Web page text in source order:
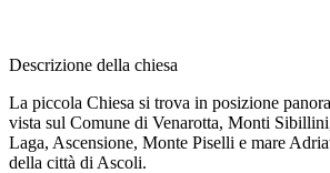
Descrizione della chiesa
La piccola Chiesa si trova in posizione
vista sul Comune di Venarotta, Monti
Laga, Ascensione, Monte Piselli e mare
della città di Ascoli.